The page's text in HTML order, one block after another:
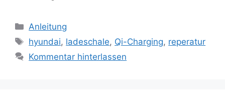
Kategorien
Anleitung
Schlagwörter
hyundai, ladeschale, Qi-Charging, reperatur
Kommentar hinterlassen